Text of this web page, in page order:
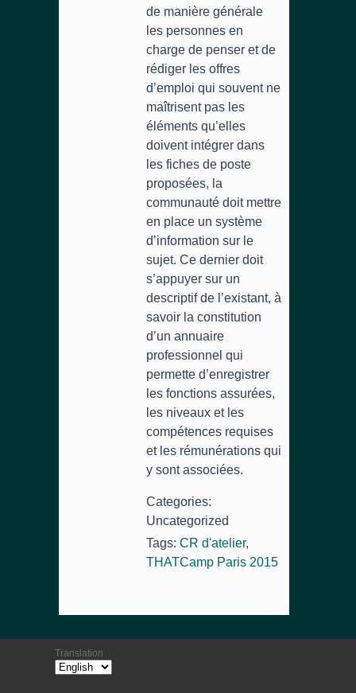
de manière générale
les personnes en
charge de penser et de
rédiger les offres
d’emploi qui souvent ne
maîtrisent pas les
éléments qu’elles
doivent intégrer dans
les fiches de poste
proposées, la
communauté doit mettre
en place un système
d’information sur le
sujet. Ce dernier doit
s’appuyer sur un
descriptif de l’existant, à
savoir la constitution
d’un annuaire
professionnel qui
permette d’enregistrer
les fonctions assurées,
les niveaux et les
compétences requises
et les rémunérations qui
y sont associées.
Categories:
Uncategorized
Tags: CR d'atelier,
THATCamp Paris 2015
Translation